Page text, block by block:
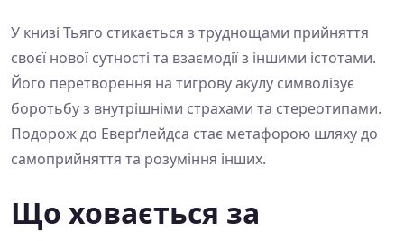
У книзі Тьяго стикається з труднощами прийняття
своєї нової сутності та взаємодії з іншими істотами.
Його перетворення на тигрову акулу символізує
боротьбу з внутрішніми страхами та стереотипами.
Подорож до Еверґлейдса стає метафорою шляху до
самоприйняття та розуміння інших.
Що ховається за